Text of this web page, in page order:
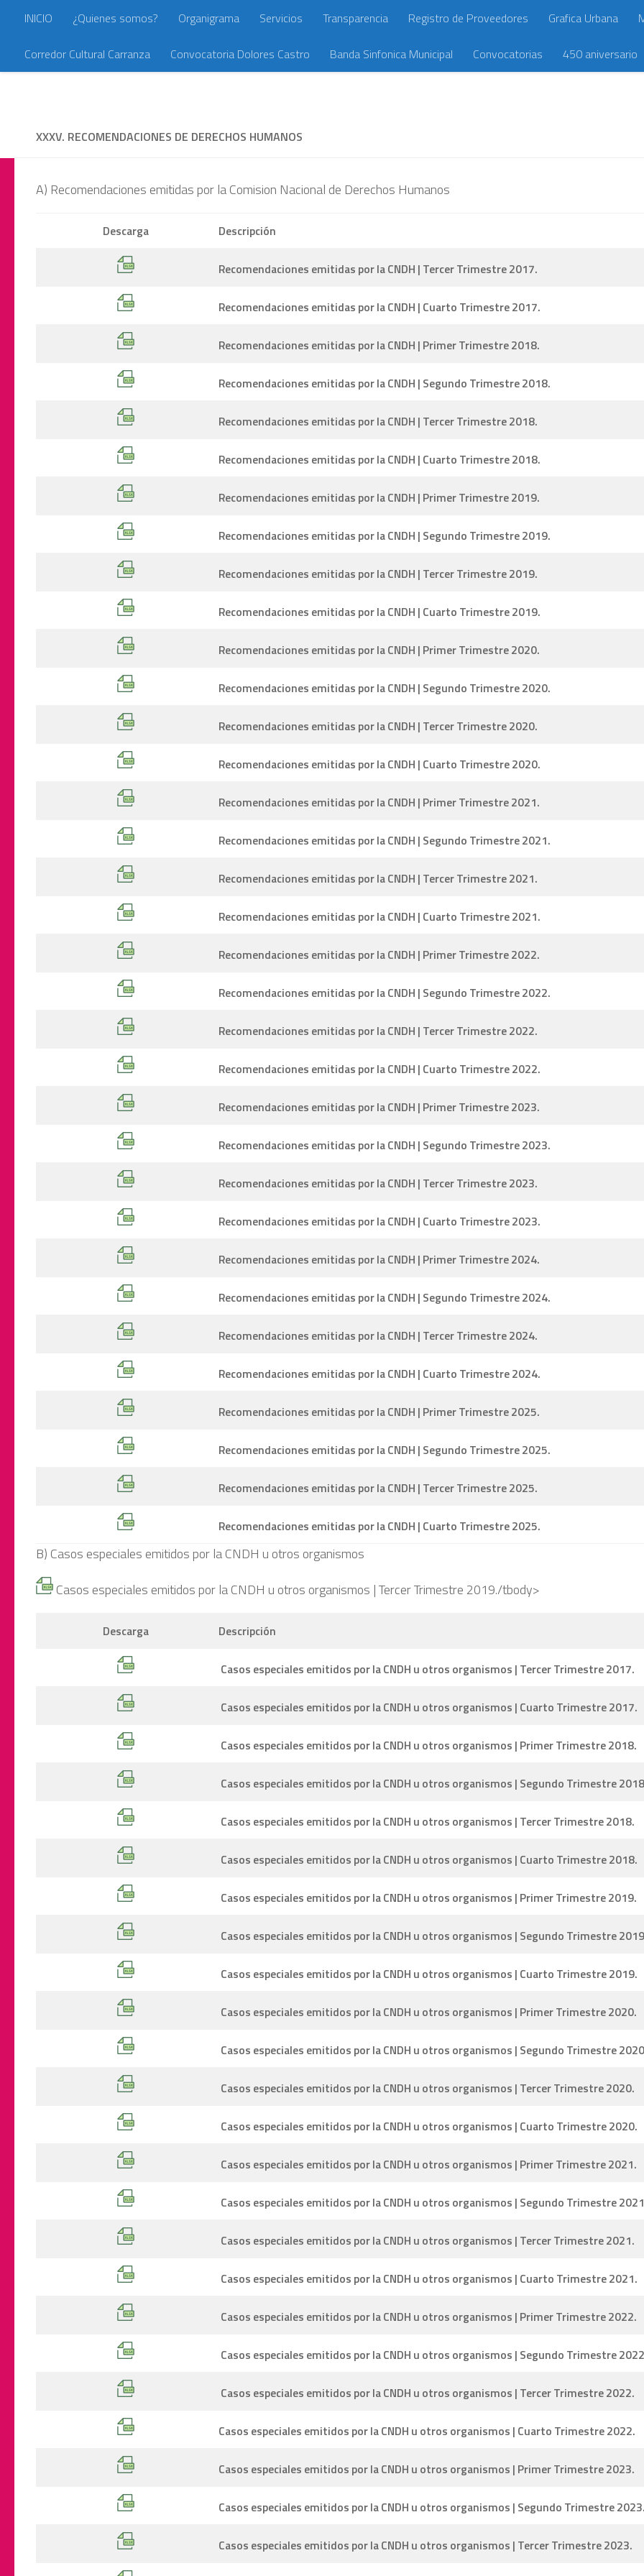
Saltar al contenido
INICIO ¿Quienes somos? Organigrama Servicios Transparencia Registro de Proveedores Grafica Urbana
Corredor Cultural Carranza Convocatoria Dolores Castro Banda Sinfonica Municipal Convocatorias 450 aniversario
XXXV. RECOMENDACIONES DE DERECHOS HUMANOS
A) Recomendaciones emitidas por la Comision Nacional de Derechos Humanos
Descarga Descripción
Recomendaciones emitidas por la CNDH | Tercer Trimestre 2017.
Recomendaciones emitidas por la CNDH | Cuarto Trimestre 2017.
Recomendaciones emitidas por la CNDH | Primer Trimestre 2018.
Recomendaciones emitidas por la CNDH | Segundo Trimestre 2018.
Recomendaciones emitidas por la CNDH | Tercer Trimestre 2018.
Recomendaciones emitidas por la CNDH | Cuarto Trimestre 2018.
Recomendaciones emitidas por la CNDH | Primer Trimestre 2019.
Recomendaciones emitidas por la CNDH | Segundo Trimestre 2019.
Recomendaciones emitidas por la CNDH | Tercer Trimestre 2019.
Recomendaciones emitidas por la CNDH | Cuarto Trimestre 2019.
Recomendaciones emitidas por la CNDH | Primer Trimestre 2020.
Recomendaciones emitidas por la CNDH | Segundo Trimestre 2020.
Recomendaciones emitidas por la CNDH | Tercer Trimestre 2020.
Recomendaciones emitidas por la CNDH | Cuarto Trimestre 2020.
Recomendaciones emitidas por la CNDH | Primer Trimestre 2021.
Recomendaciones emitidas por la CNDH | Segundo Trimestre 2021.
Recomendaciones emitidas por la CNDH | Tercer Trimestre 2021.
Recomendaciones emitidas por la CNDH | Cuarto Trimestre 2021.
Recomendaciones emitidas por la CNDH | Primer Trimestre 2022.
Recomendaciones emitidas por la CNDH | Segundo Trimestre 2022.
Recomendaciones emitidas por la CNDH | Tercer Trimestre 2022.
Recomendaciones emitidas por la CNDH | Cuarto Trimestre 2022.
Recomendaciones emitidas por la CNDH | Primer Trimestre 2023.
Recomendaciones emitidas por la CNDH | Segundo Trimestre 2023.
Recomendaciones emitidas por la CNDH | Tercer Trimestre 2023.
Recomendaciones emitidas por la CNDH | Cuarto Trimestre 2023.
Recomendaciones emitidas por la CNDH | Primer Trimestre 2024.
Recomendaciones emitidas por la CNDH | Segundo Trimestre 2024.
Recomendaciones emitidas por la CNDH | Tercer Trimestre 2024.
Recomendaciones emitidas por la CNDH | Cuarto Trimestre 2024.
Recomendaciones emitidas por la CNDH | Primer Trimestre 2025.
Recomendaciones emitidas por la CNDH | Segundo Trimestre 2025.
Recomendaciones emitidas por la CNDH | Tercer Trimestre 2025.
Recomendaciones emitidas por la CNDH | Cuarto Trimestre 2025.
B) Casos especiales emitidos por la CNDH u otros organismos
Casos especiales emitidos por la CNDH u otros organismos | Tercer Trimestre 2019./tbody>
Descarga Descripción
Casos especiales emitidos por la CNDH u otros organismos | Tercer Trimestre 2017.
Casos especiales emitidos por la CNDH u otros organismos | Cuarto Trimestre 2017.
Casos especiales emitidos por la CNDH u otros organismos | Primer Trimestre 2018.
Casos especiales emitidos por la CNDH u otros organismos | Segundo Trimestre
Casos especiales emitidos por la CNDH u otros organismos | Tercer Trimestre 2018.
Casos especiales emitidos por la CNDH u otros organismos | Cuarto Trimestre 2018.
Casos especiales emitidos por la CNDH u otros organismos | Primer Trimestre 2019.
Casos especiales emitidos por la CNDH u otros organismos | Segundo Trimestre
Casos especiales emitidos por la CNDH u otros organismos | Cuarto Trimestre 2019.
Casos especiales emitidos por la CNDH u otros organismos | Primer Trimestre 2020.
Casos especiales emitidos por la CNDH u otros organismos | Segundo Trimestre
Casos especiales emitidos por la CNDH u otros organismos | Tercer Trimestre 2020.
Casos especiales emitidos por la CNDH u otros organismos | Cuarto Trimestre 2020.
Casos especiales emitidos por la CNDH u otros organismos | Primer Trimestre 2021.
Casos especiales emitidos por la CNDH u otros organismos | Segundo Trimestre
Casos especiales emitidos por la CNDH u otros organismos | Tercer Trimestre 2021.
Casos especiales emitidos por la CNDH u otros organismos | Cuarto Trimestre 2021.
Casos especiales emitidos por la CNDH u otros organismos | Primer Trimestre 2022.
Casos especiales emitidos por la CNDH u otros organismos | Segundo Trimestre
Casos especiales emitidos por la CNDH u otros organismos | Tercer Trimestre 2022.
Casos especiales emitidos por la CNDH u otros organismos | Cuarto Trimestre 2022.
Casos especiales emitidos por la CNDH u otros organismos | Primer Trimestre 2023.
Casos especiales emitidos por la CNDH u otros organismos | Segundo Trimestre
Casos especiales emitidos por la CNDH u otros organismos | Tercer Trimestre 2023.